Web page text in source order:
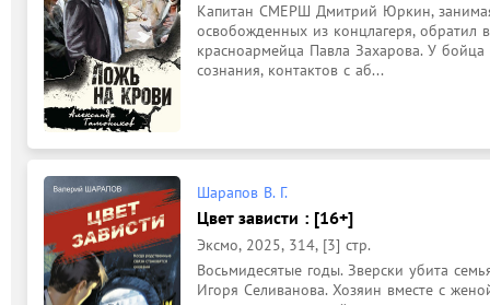
Капитан СМЕРШ Дмитрий Юркин,
освобожденных из концлагеря,
красноармейца Павла Захарова. У
сознания, контактов с аб...
Шарапов В. Г.
Цвет зависти : [16+]
Эксмо, 2025, 314, [3] стр.
Восьмидесятые годы. Зверски убита
Игоря Селиванова. Хозяин вместе с